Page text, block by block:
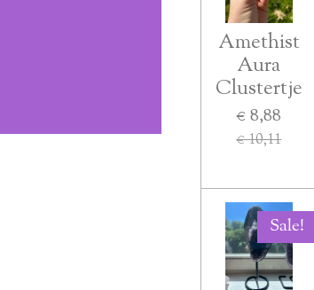
Amethist
Aura
Clustertje
€ 8,88
€ 10,11
Sale!